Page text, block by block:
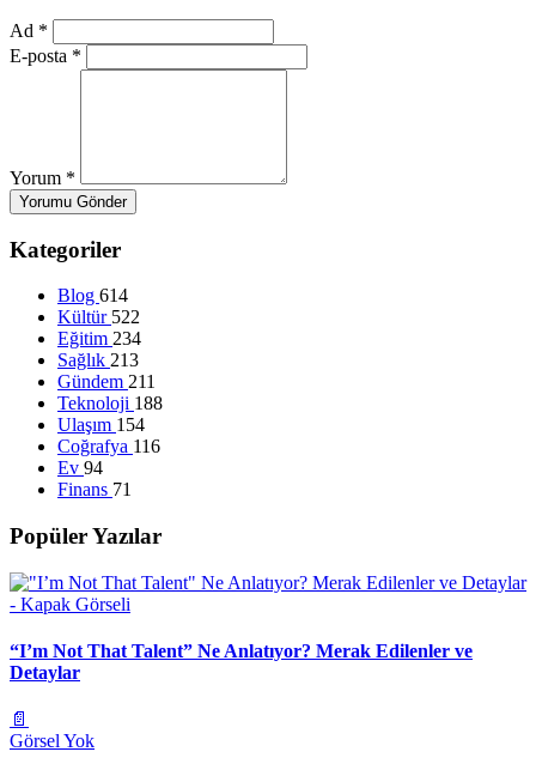
Ad *
E-posta *
Yorum *
Yorumu Gönder
Kategoriler
Blog 614
Kültür 522
Eğitim 234
Sağlık 213
Gündem 211
Teknoloji 188
Ulaşım 154
Coğrafya 116
Ev 94
Finans 71
Popüler Yazılar
“I’m Not That Talent” Ne Anlatıyor? Merak Edilenler ve
Detaylar
📄
Görsel Yok